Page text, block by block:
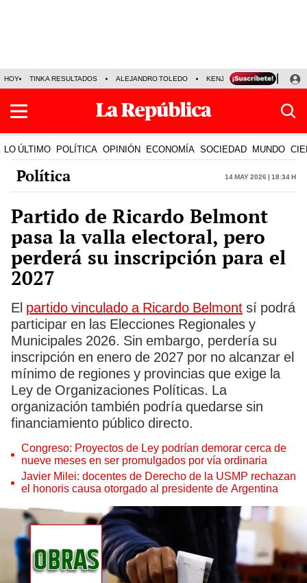
HOY TINKA RESULTADOS ALEJANDRO TOLEDO KENJI FUJIMORI
LO ÚLTIMO POLÍTICA OPINIÓN ECONOMÍA SOCIEDAD MUNDO
Política 14 May 2026 | 18:34 h
Partido de Ricardo Belmont
pasa la valla electoral, pero
perderá su inscripción para el
2027
El partido vinculado a Ricardo Belmont sí podrá
participar en las Elecciones Regionales y
Municipales 2026. Sin embargo, perdería su
inscripción en enero de 2027 por no alcanzar el
mínimo de regiones y provincias que exige la
Ley de Organizaciones Políticas. La
organización también podría quedarse sin
financiamiento público directo.
Congreso: Proyectos de Ley podrían demorar cerca de
nueve meses en ser promulgados por vía ordinaria
Javier Milei: docentes de Derecho de la USMP rechazan
el honoris causa otorgado al presidente de Argentina